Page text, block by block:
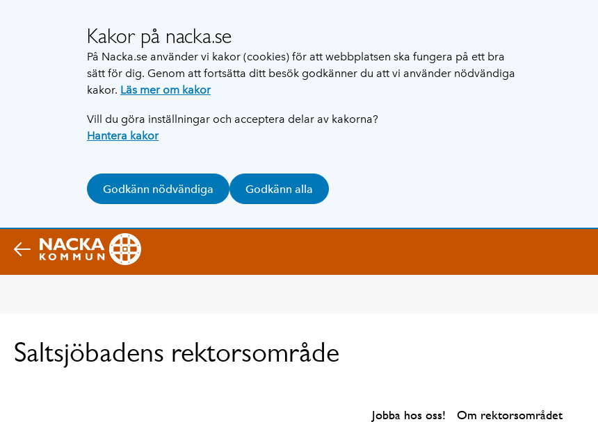
Kakor på nacka.se
På Nacka.se använder vi kakor (cookies) för att webbplatsen ska fungera på ett bra
sätt för dig. Genom att fortsätta ditt besök godkänner du att vi använder nödvändiga
kakor. Läs mer om kakor
Vill du göra inställningar och acceptera delar av kakorna?
Hantera kakor
Godkänn nödvändiga Godkänn alla
Saltsjöbadens rektorsområde
Jobba hos oss! Om rektorsområdet